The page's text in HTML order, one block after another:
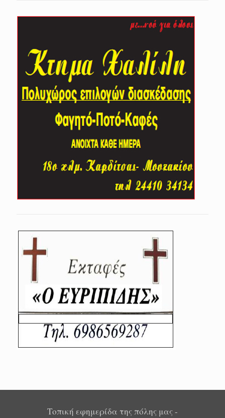
Τοπική εφημερίδα της πόλης μας -